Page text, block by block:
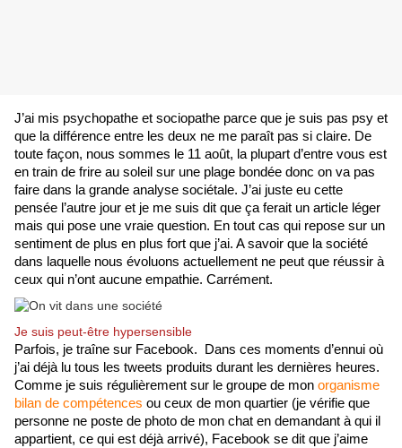
J’ai mis psychopathe et sociopathe parce que je suis pas psy et
que la différence entre les deux ne me paraît pas si claire. De
toute façon, nous sommes le 11 août, la plupart d’entre vous est
en train de frire au soleil sur une plage bondée donc on va pas
faire dans la grande analyse sociétale. J’ai juste eu cette
pensée l’autre jour et je me suis dit que ça ferait un article léger
mais qui pose une vraie question. En tout cas qui repose sur un
sentiment de plus en plus fort que j’ai. A savoir que la société
dans laquelle nous évoluons actuellement ne peut que réussir à
ceux qui n’ont aucune empathie. Carrément.
Je suis peut-être hypersensible
Parfois, je traîne sur Facebook.  Dans ces moments d’ennui où
j’ai déjà lu tous les tweets produits durant les dernières heures.
Comme je suis régulièrement sur le groupe de mon organisme
bilan de compétences ou ceux de mon quartier (je vérifie que
personne ne poste de photo de mon chat en demandant à qui il
appartient, ce qui est déjà arrivé), Facebook se dit que j’aime